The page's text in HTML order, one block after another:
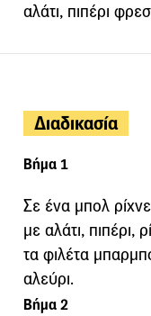
αλάτι, πιπέρι
Διαδικασία
Βήμα 1
Σε ένα μπολ
με αλάτι, πιπέρι,
τα φιλέτα
αλεύρι.
Βήμα 2